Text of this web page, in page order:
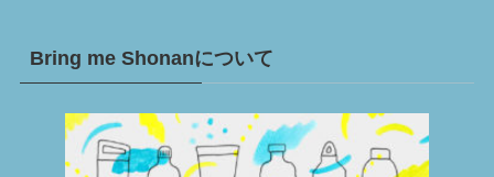
Bring me Shonanについて